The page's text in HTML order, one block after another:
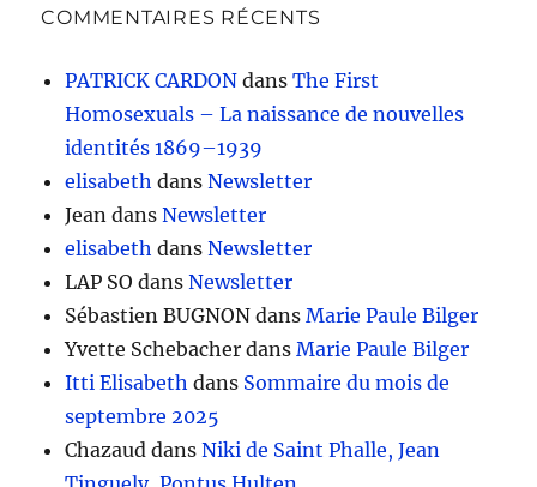
COMMENTAIRES RÉCENTS
PATRICK CARDON dansThe First
Homosexuals – La naissance de nouvelles
identités 1869–1939
elisabeth dansNewsletter
Jean dansNewsletter
elisabeth dansNewsletter
LAP SO dansNewsletter
Sébastien BUGNON dansMarie Paule Bilger
Yvette Schebacher dansMarie Paule Bilger
Itti Elisabeth dans Sommaire du mois de
septembre 2025
Chazaud dansNiki de Saint Phalle, Jean